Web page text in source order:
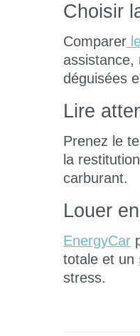
Choisir
Comparer
assistance,
déguisées
Lire
Prenez le
la
carburant.
Louer
EnergyCar
totale et un
stress.